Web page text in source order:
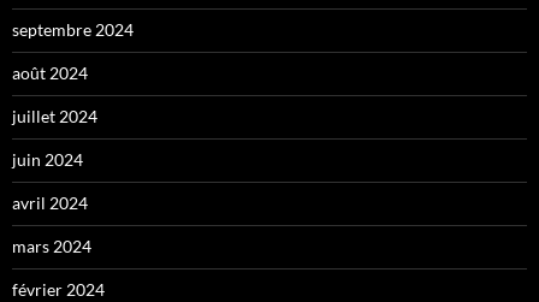
septembre 2024
août 2024
juillet 2024
juin 2024
avril 2024
mars 2024
février 2024